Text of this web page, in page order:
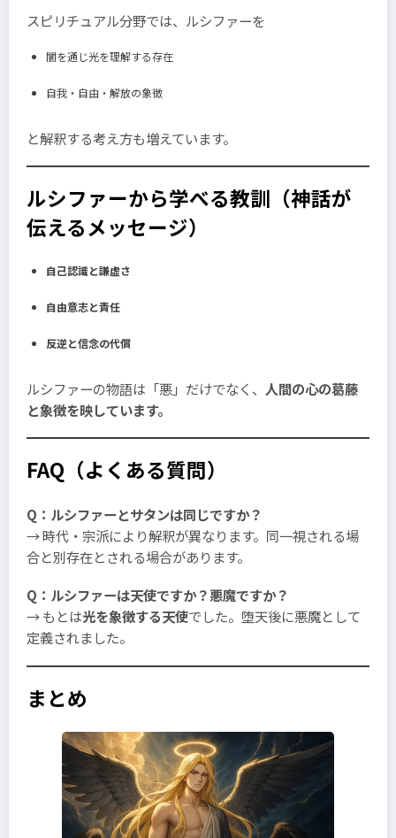
スピリチュアル分野では、ルシファーを
闇を通じ光を理解する存在
自我・自由・解放の象徴
と解釈する考え方も増えています。
ルシファーから学べる教訓（神話が
伝えるメッセージ）
自己認識と謙虚さ
自由意志と責任
反逆と信念の代償
ルシファーの物語は「悪」だけでなく、 人間の心の葛藤
と象徴を映しています。
FAQ（よくある質問）
Q：ルシファーとサタンは同じですか？
→ 時代・宗派により解釈が異なります。同一視される場
合と別存在とされる場合があります。
Q：ルシファーは天使ですか？悪魔ですか？
→ もとは光を象徴する天使でした。堕天後に悪魔として
定義されました。
まとめ